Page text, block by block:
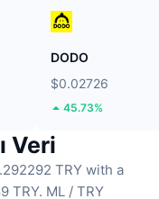
DODO
$0.02726
45.73%
Veri
TRY with a
TRY. ML / TRY